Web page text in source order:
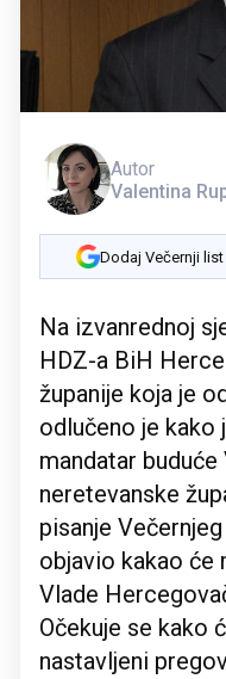
Autor
Valentina
Dodaj Večernji
Na izvanrednoj
HDZ-a BiH
županije koja je
odlučeno je kako
mandatar
neretevanske
pisanje
objavio kakao će
Vlade
Očekuje se kako
nastavljeni